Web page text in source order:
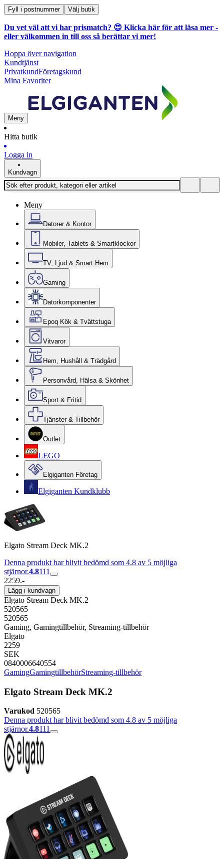
Fyll i postnummer Välj butik
Du vet väl att vi har prismatch? 😍 Klicka här för att läsa mer -
eller välkommen in till oss så berättar vi mer!
Hoppa över navigation
Kundtjänst
PrivatkundFöretagskund
Mina Favoriter
Meny
Hitta butik
Logga in
Kundvagn
Meny
Datorer & Kontor
Mobiler, Tablets & Smartklockor
TV, Ljud & Smart Hem
Gaming
Datorkomponenter
Epoq Kök & Tvättstuga
Vitvaror
Hem, Hushåll & Trädgård
Personvård, Hälsa & Skönhet
Sport & Fritid
Tjänster & Tillbehör
Outlet
LEGO
Elgiganten Företag
Elgiganten Kundklubb
Elgato Stream Deck MK.2
Denna produkt har blivit bedömd som 4.8 av 5 möjliga
stjärnor.4.8111
2259.-
Lägg i kundvagn
Elgato Stream Deck MK.2
520565
520565
Gaming, Gamingtillbehör, Streaming-tillbehör
Elgato
2259
SEK
0840006640554
GamingGamingtillbehörStreaming-tillbehör
Elgato Stream Deck MK.2
Varukod 520565
Denna produkt har blivit bedömd som 4.8 av 5 möjliga
stjärnor.4.8111